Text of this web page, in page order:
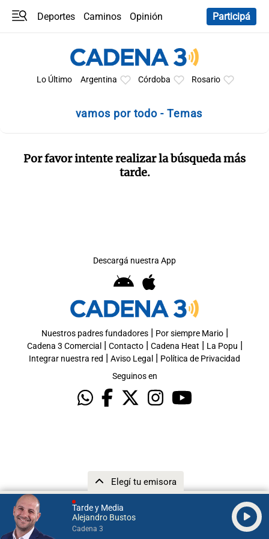
Tarde y Media
Alejandro Bustos
Cadena 3
Elegí tu emisora
Deportes Caminos
Opinión
Participá
Lo Último Argentina Córdoba Rosario
vamos por todo - Temas
Por favor intente realizar la búsqueda más
tarde.
Descargá nuestra App
Nuestros padres fundadores| Por siempre Mario|
Cadena 3 Comercial | Contacto| Cadena Heat | La Popu |
Integrar nuestra red | Aviso Legal | Política de Privacidad
Seguinos en